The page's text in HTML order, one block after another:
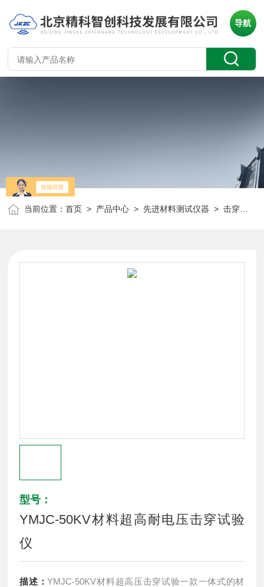
导航
当前位置：首页 > 产品中心 >先进材料测试仪器 >击穿及耐压测试仪
型号：
YMJC-50KV材料超高耐电压击穿试验
仪
描述：YMJC-50KV材料超高压击穿试验一款一体式的材